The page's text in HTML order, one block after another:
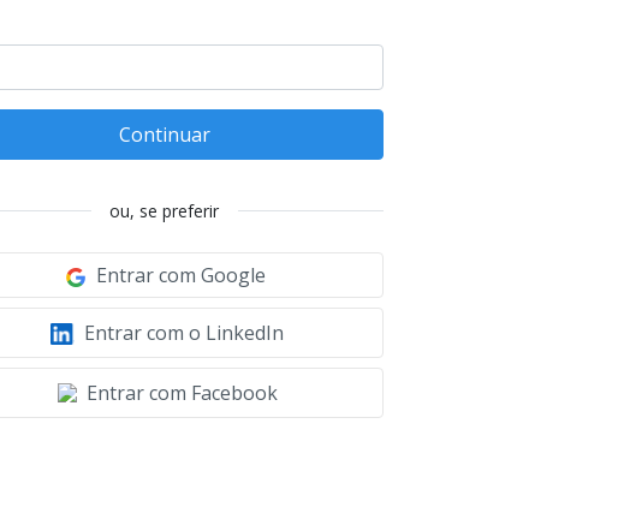
Continuar
ou, se preferir
Entrar com Google
Entrar com o LinkedIn
Entrar com Facebook